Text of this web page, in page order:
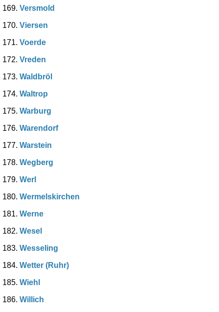
Versmold
Viersen
Voerde
Vreden
Waldbröl
Waltrop
Warburg
Warendorf
Warstein
Wegberg
Werl
Wermelskirchen
Werne
Wesel
Wesseling
Wetter (Ruhr)
Wiehl
Willich